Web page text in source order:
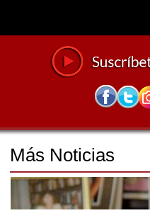
Más Noticias